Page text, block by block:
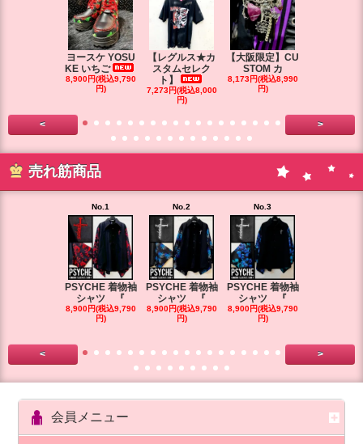
ヨースケ YOSU
KE いちご
8,900円(税込9,790
円)
【レグルス★カ
スタムセレク
ト】
7,273円(税込8,000
円)
【大阪限定】CU
STOM カ
8,173円(税込8,990
円)
< >
売れ筋商品
No.1
PSYCHE 着物袖
シャツ 『
8,900円(税込9,790
円)
No.2
PSYCHE 着物袖
シャツ 『
8,900円(税込9,790
円)
No.3
PSYCHE 着物袖
シャツ 『
8,900円(税込9,790
円)
< >
会員メニュー